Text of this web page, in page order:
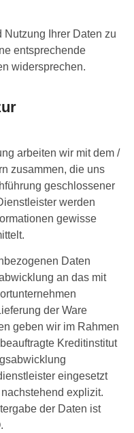
Ihrer Daten zu
entsprechende
widersprechen.
arbeiten wir mit dem /
zusammen, die uns
geschlossener
werden
gewisse
Daten
an das mit
der Ware
geben wir im Rahmen
Kreditinstitut
eingesetzt
explizit.
der Daten ist